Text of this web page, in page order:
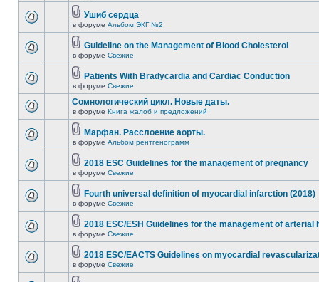
Ушиб сердца
в форуме Альбом ЭКГ №2
Guideline on the Management of Blood Cholesterol
в форуме Свежие
Patients With Bradycardia and Cardiac Conduction
в форуме Свежие
Сомнологический цикл. Новые даты.
в форуме Книга жалоб и предложений
Марфан. Расслоение аорты.
в форуме Альбом рентгенограмм
2018 ESC Guidelines for the management of pregnancy
в форуме Свежие
Fourth universal definition of myocardial infarction (2018)
в форуме Свежие
2018 ESC/ESH Guidelines for the management of arterial
в форуме Свежие
2018 ESC/EACTS Guidelines on myocardial
в форуме Свежие